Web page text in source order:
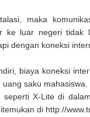
maka
ke luar negeri tidak
dengan koneksi
biaya koneksi
saku
seperti X-Lite di
di http://